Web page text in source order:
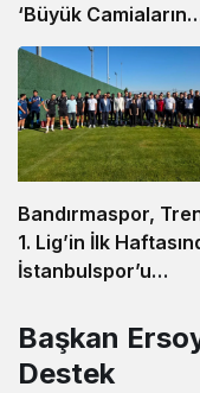
‘Büyük Camiaların
Hedefleri Büyüktür’
Bandırmaspor,
1. Lig’in İlk
İstanbulspor’u
Başkan
Destek